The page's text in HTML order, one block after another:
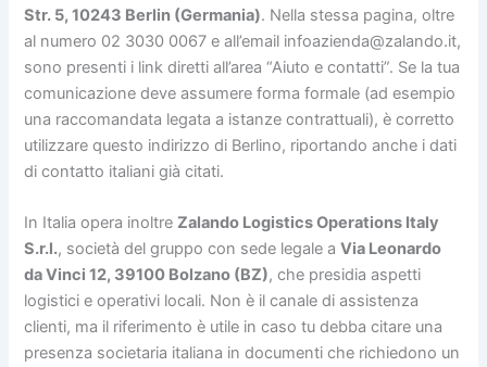
Str. 5, 10243 Berlin (Germania). Nella stessa pagina, oltre
al numero 02 3030 0067 e all’email infoazienda@zalando.it,
sono presenti i link diretti all’area “Aiuto e contatti”. Se la tua
comunicazione deve assumere forma formale (ad esempio
una raccomandata legata a istanze contrattuali), è corretto
utilizzare questo indirizzo di Berlino, riportando anche i dati
di contatto italiani già citati.
In Italia opera inoltreZalando Logistics Operations Italy
S.r.l., società del gruppo con sede legale aVia Leonardo
da Vinci 12, 39100 Bolzano (BZ), che presidia aspetti
logistici e operativi locali. Non è il canale di assistenza
clienti, ma il riferimento è utile in caso tu debba citare una
presenza societaria italiana in documenti che richiedono un